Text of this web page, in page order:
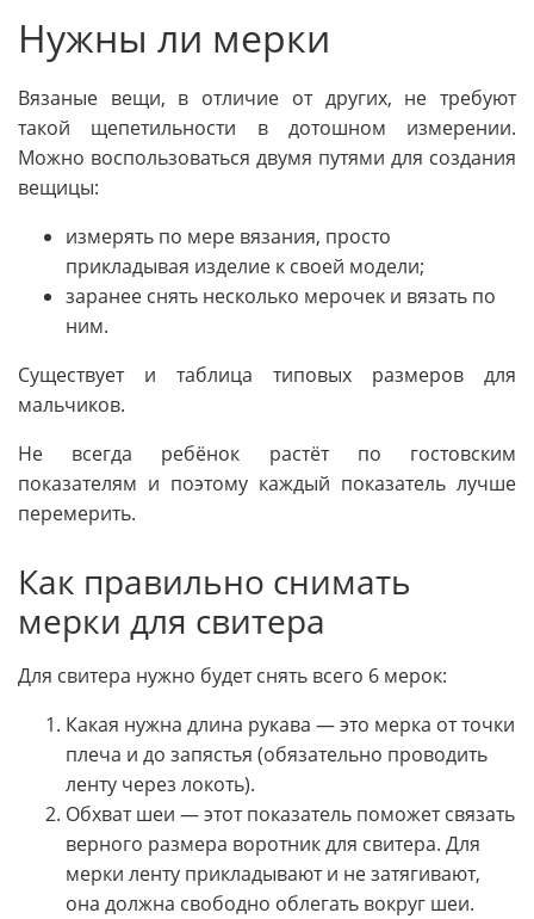
Нужны ли мерки
Вязаные вещи, в отличие от других, не требуют
такой щепетильности в дотошном измерении.
Можно воспользоваться двумя путями для создания
вещицы:
измерять по мере вязания, просто
прикладывая изделие к своей модели;
заранее снять несколько мерочек и вязать по
ним.
Существует и таблица типовых размеров для
мальчиков.
Не всегда ребёнок растёт по гостовским
показателям и поэтому каждый показатель лучше
перемерить.
Как правильно снимать
мерки для свитера
Для свитера нужно будет снять всего 6 мерок:
Какая нужна длина рукава — это мерка от точки
плеча и до запястья (обязательно проводить
ленту через локоть).
Обхват шеи — этот показатель поможет связать
верного размера воротник для свитера. Для
мерки ленту прикладывают и не затягивают,
она должна свободно облегать вокруг шеи.